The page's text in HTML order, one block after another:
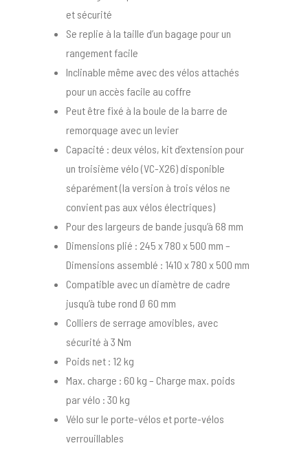
et sécurité
Se replie à la taille d’un bagage pour un
rangement facile
Inclinable même avec des vélos attachés
pour un accès facile au coffre
Peut être fixé à la boule de la barre de
remorquage avec un levier
Capacité : deux vélos, kit d’extension pour
un troisième vélo (VC-X26) disponible
séparément (la version à trois vélos ne
convient pas aux vélos électriques)
Pour des largeurs de bande jusqu’à 68 mm
Dimensions plié : 245 x 780 x 500 mm –
Dimensions assemblé : 1410 x 780 x 500 mm
Compatible avec un diamètre de cadre
jusqu’à tube rond Ø 60 mm
Colliers de serrage amovibles, avec
sécurité à 3 Nm
Poids net : 12 kg
Max. charge : 60 kg – Charge max. poids
par vélo : 30 kg
Vélo sur le porte-vélos et porte-vélos
verrouillables